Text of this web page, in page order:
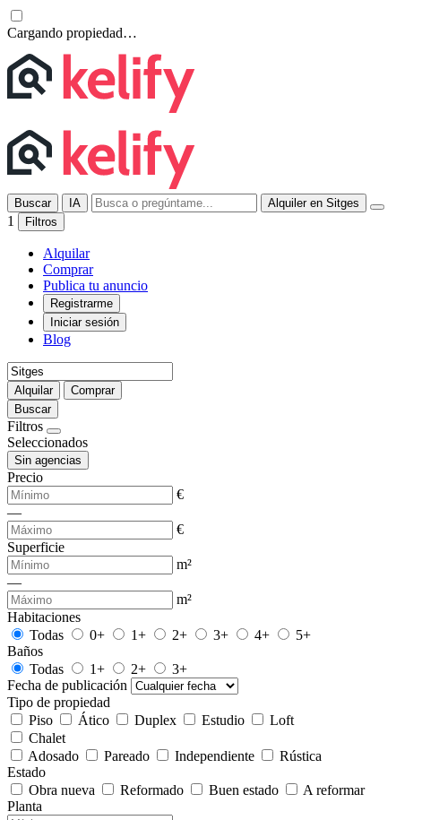
Cargando propiedad…
Buscar IA Alquiler en Sitges
1 Filtros
Alquilar
Comprar
Publica tu anuncio
Registrarme
Iniciar sesión
Blog
Alquilar
Comprar
Buscar
Filtros
Seleccionados
Sin agencias
Precio
€
—
€
Superficie
m²
—
m²
Habitaciones
Todas
0+ 1+ 2+ 3+ 4+
5+
Baños
Todas
1+ 2+
3+
Fecha de publicación
Tipo de propiedad
Piso
Ático Duplex Estudio
Loft
Chalet
Adosado
Pareado Independiente
Rústica
Estado
Obra nueva
Reformado Buen estado
A reformar
Planta